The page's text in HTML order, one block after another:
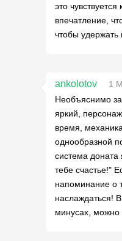
это
впечатление,
чтобы удержать
ankolotov
1
Необъяснимо
яркий,
время,
однообразной
система доната
тебе счастье!"
напоминание о
наслаждаться!
минусах, можно